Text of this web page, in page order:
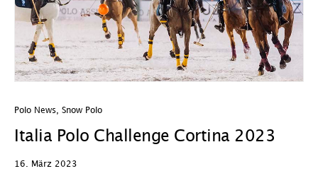
Polo News Snow Polo
Italia Polo Challenge Cortina 2023
16. März 2023